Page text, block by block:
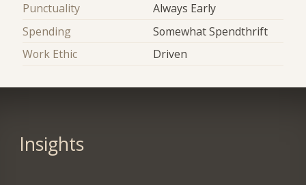
Punctuality
Always Early
Spending
Somewhat Spendthrift
Work Ethic
Driven
Insights